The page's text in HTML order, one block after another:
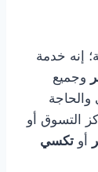
إنه خدمة
وجميع
والحاجة
التسوق أو
أو تكسي